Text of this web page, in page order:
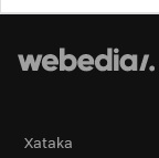
Xataka